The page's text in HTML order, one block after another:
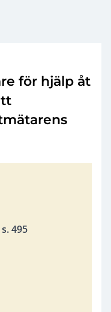
för hjälp åt
495